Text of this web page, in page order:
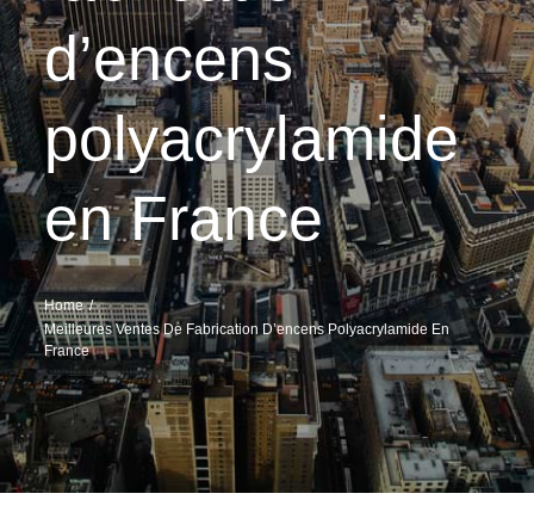
d’encens
polyacrylamide
en France
Home
Meilleures Ventes De Fabrication D’encens Polyacrylamide En
France